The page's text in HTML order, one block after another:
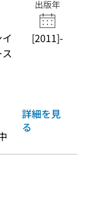
出版年
[2011]-
詳細を見
る